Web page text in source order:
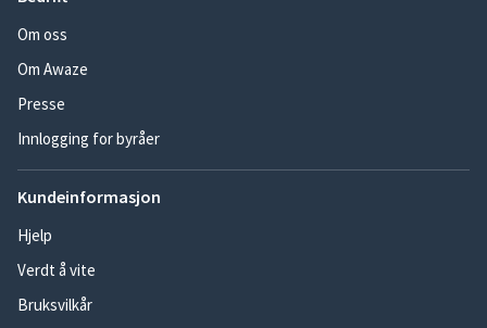
Om oss
Om Awaze
Presse
Innlogging for byråer
Kundeinformasjon
Hjelp
Verdt å vite
Bruksvilkår